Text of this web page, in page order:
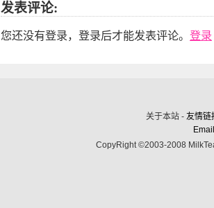
发表评论:
您还没有登录，登录后才能发表评论。 登录
关于本站 - 友情链
CopyRight ©2003-2008